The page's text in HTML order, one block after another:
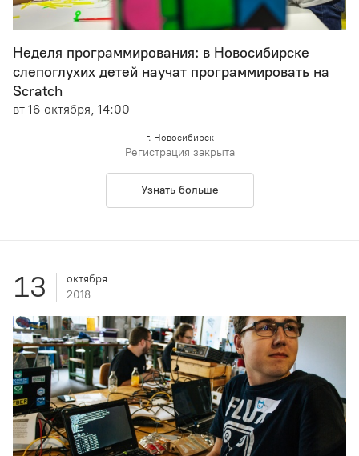
Неделя программирования: в Новосибирске
слепоглухих детей научат программировать на
Scratch
вт 16 октября, 14:00
г. Новосибирск
Регистрация закрыта
Узнать больше
13
октября
2018